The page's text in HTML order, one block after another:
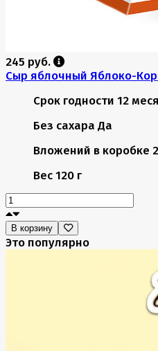
245 руб.
Сыр яблочный Яблоко-
Срок годности 12
Без сахара Да
Вложений в коробке
Вес 120 г
В корзину
Это популярно